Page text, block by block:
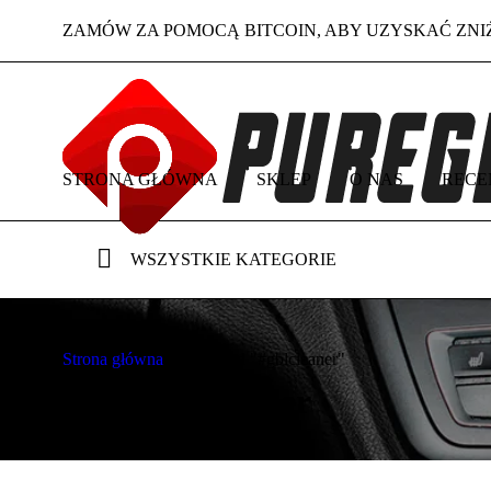
ZAMÓW ZA POMOCĄ BITCOIN, ABY UZYSKAĆ
STRONA GŁÓWNA SKLEP O NAS
WSZYSTKIE KATEGORIE
Strona główna Tagged "#gblcleaner"